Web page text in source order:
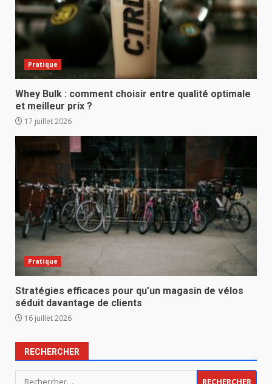
Pratique
Whey Bulk : comment choisir entre qualité optimale
et meilleur prix ?
17 juillet 2026
Pratique
Stratégies efficaces pour qu’un magasin de vélos
séduit davantage de clients
16 juillet 2026
RECHERCHER
Rechercher :